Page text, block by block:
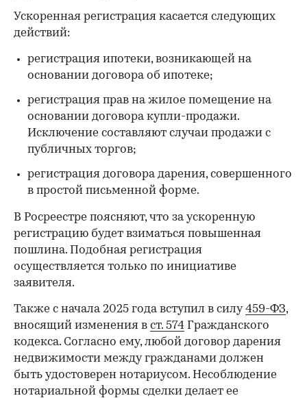
Ускоренная регистрация касается следующих
действий:
регистрация ипотеки, возникающей на
основании договора об ипотеке;
регистрация прав на жилое помещение на
основании договора купли-продажи.
Исключение составляют случаи продажи с
публичных торгов;
регистрация договора дарения, совершенного
в простой письменной форме.
В Росреестре поясняют, что за ускоренную
регистрацию будет взиматься повышенная
пошлина. Подобная регистрация
осуществляется только по инициативе
заявителя.
Также с начала 2025 года вступил в силу459-ФЗ,
вносящий изменения в ст. 574 Гражданского
кодекса. Согласно ему, любой договор дарения
недвижимости между гражданами должен
быть удостоверен нотариусом. Несоблюдение
нотариальной формы сделки делает ее